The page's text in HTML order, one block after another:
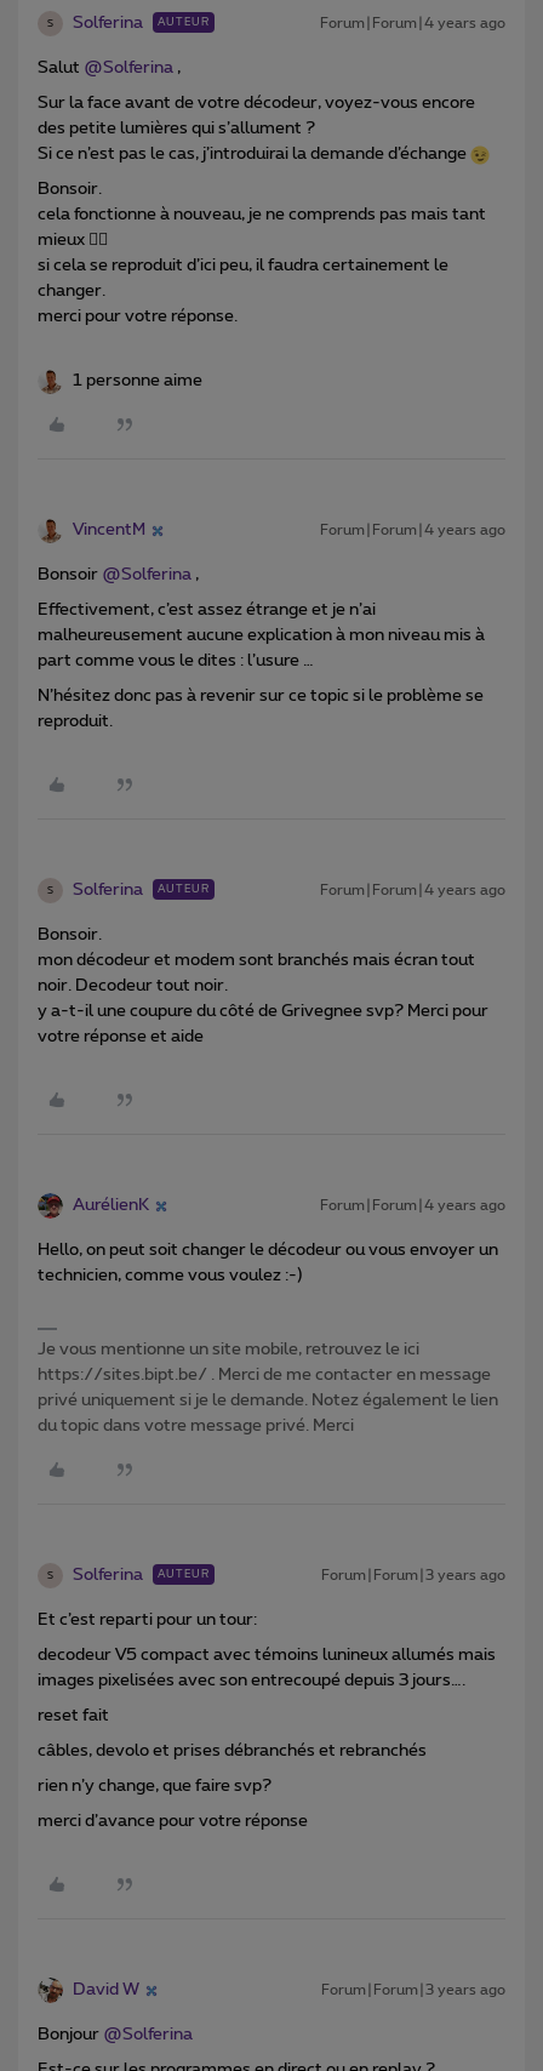
S Solferina AUTEUR Forum|Forum|4 years ago
Salut @Solferina ,
Sur la face avant de votre décodeur, voyez-vous encore
des petite lumières qui s’allument ?
Si ce n’est pas le cas, j’introduirai la demande d’échange
Bonsoir.
cela fonctionne à nouveau, je ne comprends pas mais tant
mieux 👍🏻
si cela se reproduit d’ici peu, il faudra certainement le
changer.
merci pour votre réponse.
1 personne aime
VincentM Forum|Forum|4 years ago
Bonsoir @Solferina ,
Effectivement, c’est assez étrange et je n’ai
malheureusement aucune explication à mon niveau mis à
part comme vous le dites : l’usure …
N’hésitez donc pas à revenir sur ce topic si le problème se
reproduit.
S Solferina AUTEUR Forum|Forum|4 years ago
Bonsoir.
mon décodeur et modem sont branchés mais écran tout
noir. Decodeur tout noir.
y a-t-il une coupure du côté de Grivegnee svp? Merci pour
votre réponse et aide
AurélienK Forum|Forum|4 years ago
Hello, on peut soit changer le décodeur ou vous envoyer un
technicien, comme vous voulez :-)
Je vous mentionne un site mobile, retrouvez le ici
https://sites.bipt.be/ . Merci de me contacter en message
privé uniquement si je le demande. Notez également le lien
du topic dans votre message privé. Merci
S Solferina AUTEUR Forum|Forum|3 years ago
Et c’est reparti pour un tour:
decodeur V5 compact avec témoins lunineux allumés mais
images pixelisées avec son entrecoupé depuis 3 jours….
reset fait
câbles, devolo et prises débranchés et rebranchés
rien n’y change, que faire svp?
merci d’avance pour votre réponse
David W Forum|Forum|3 years ago
Bonjour @Solferina